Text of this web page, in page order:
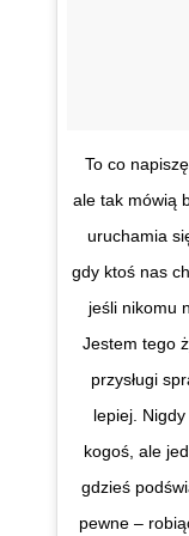
To co
ale tak mówią
uruchamia
gdy ktoś nas
jeśli nikomu
Jestem tego
przysługi
lepiej.
kogoś, ale
gdzieś
pewne –